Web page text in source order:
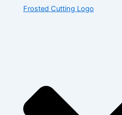
Frosted Cutting Logo